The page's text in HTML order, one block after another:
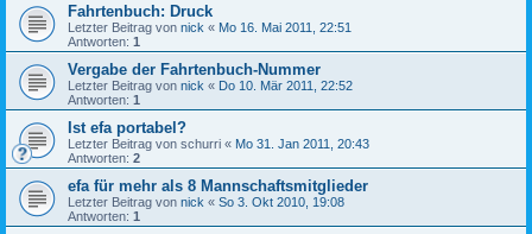
Fahrtenbuch: Druck
Letzter Beitrag von nick « Mo 16. Mai 2011, 22:51
Antworten: 1
Vergabe der Fahrtenbuch-Nummer
Letzter Beitrag von nick « Do 10. Mär 2011, 22:52
Antworten: 1
Ist efa portabel?
Letzter Beitrag von schurri « Mo 31. Jan 2011, 20:43
Antworten: 2
efa für mehr als 8 Mannschaftsmitglieder
Letzter Beitrag von nick « So 3. Okt 2010, 19:08
Antworten: 1